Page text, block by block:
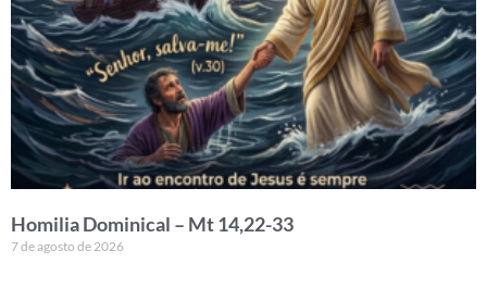
Homilia Dominical – Mt 14,22-33
7 de agosto de 2026